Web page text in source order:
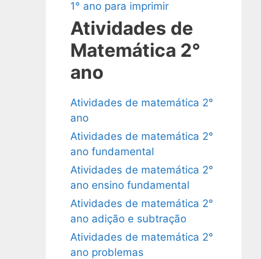
1° ano para imprimir
Atividades de
Matemática 2°
ano
Atividades de matemática 2°
ano
Atividades de matemática 2°
ano fundamental
Atividades de matemática 2°
ano ensino fundamental
Atividades de matemática 2°
ano adição e subtração
Atividades de matemática 2°
ano problemas